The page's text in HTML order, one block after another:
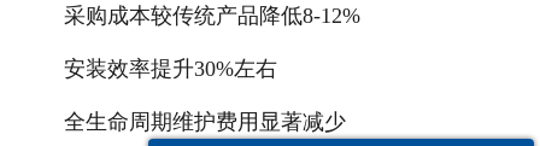
采购成本较传统产品降低8-12%
安装效率提升30%左右
全生命周期维护费用显著减少